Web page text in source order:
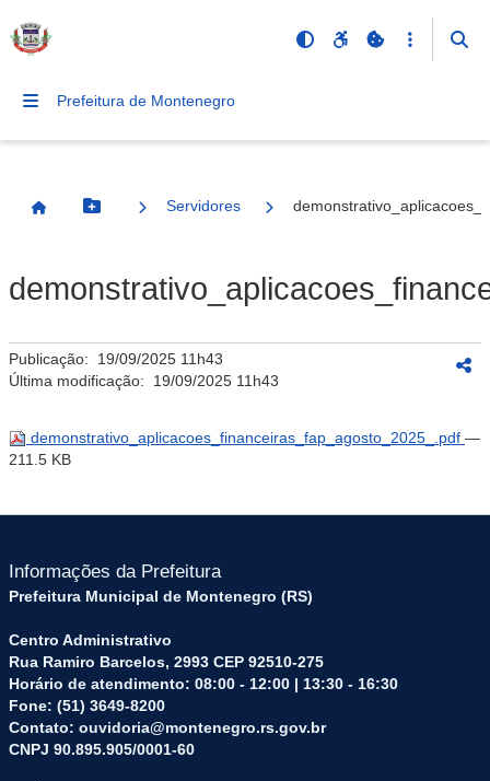
Prefeitura de Montenegro
Página InicialBotão Menu
Servidores
Publicação: 19/09/2025 11h43
Última modificação: 19/09/2025 11h43
demonstrativo_aplicacoes_financeiras_fap_agosto_2025_.pdf —
211.5 KB
Informações da Prefeitura
Prefeitura Municipal de Montenegro (RS)
Centro Administrativo
Rua Ramiro Barcelos, 2993 CEP 92510-275
Horário de atendimento: 08:00 - 12:00 | 13:30 - 16:30
Fone: (51) 3649-8200
Contato: ouvidoria@montenegro.rs.gov.br
CNPJ 90.895.905/0001-60